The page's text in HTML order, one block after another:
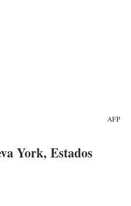
AFP
York, Estados